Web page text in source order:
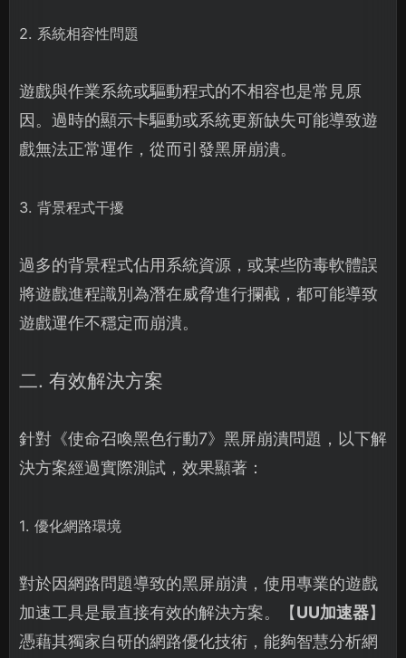
2. 系統相容性問題
遊戲與作業系統或驅動程式的不相容也是常見原
因。過時的顯示卡驅動或系統更新缺失可能導致遊
戲無法正常運作，從而引發黑屏崩潰。
3. 背景程式干擾
過多的背景程式佔用系統資源，或某些防毒軟體誤
將遊戲進程識別為潛在威脅進行攔截，都可能導致
遊戲運作不穩定而崩潰。
二. 有效解決方案
針對《使命召喚黑色行動7》黑屏崩潰問題，以下解
決方案經過實際測試，效果顯著：
1. 優化網路環境
對於因網路問題導致的黑屏崩潰，使用專業的遊戲
加速工具是最直接有效的解決方案。【UU加速器】
憑藉其獨家自研的網路優化技術，能夠智慧分析網